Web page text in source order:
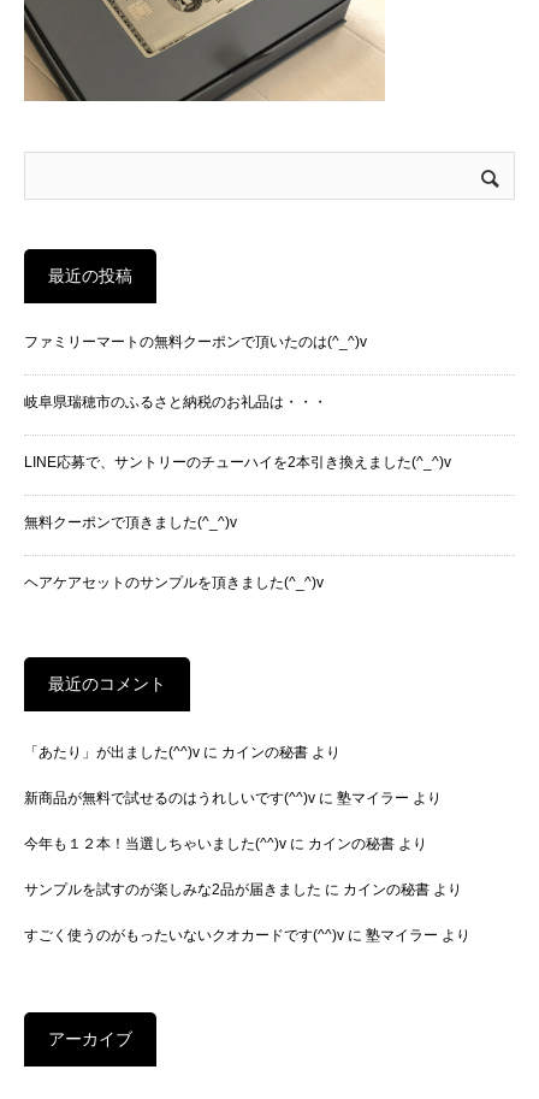
最近の投稿
ファミリーマートの無料クーポンで頂いたのは(^_^)v
岐阜県瑞穂市のふるさと納税のお礼品は・・・
LINE応募で、サントリーのチューハイを2本引き換えました(^_^)v
無料クーポンで頂きました(^_^)v
ヘアケアセットのサンプルを頂きました(^_^)v
最近のコメント
「あたり」が出ました(^^)v に カインの秘書 より
新商品が無料で試せるのはうれしいです(^^)v に 塾マイラー より
今年も１２本！当選しちゃいました(^^)v に カインの秘書 より
サンプルを試すのが楽しみな2品が届きました に カインの秘書 より
すごく使うのがもったいないクオカードです(^^)v に 塾マイラー より
アーカイブ